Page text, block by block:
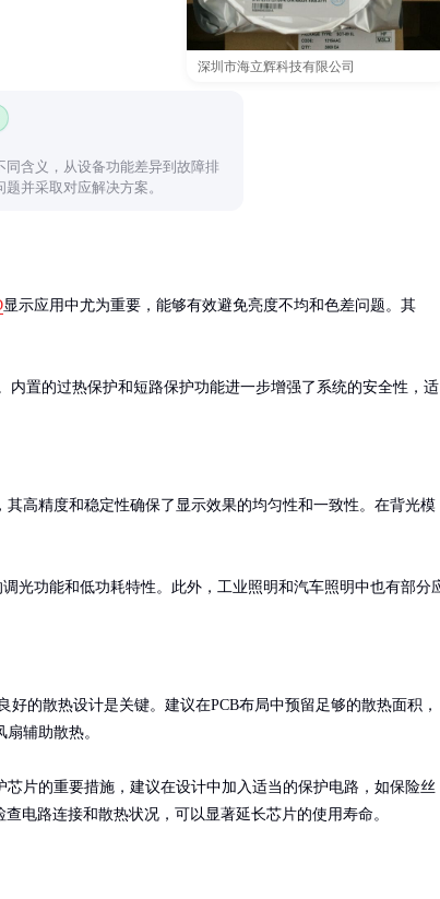
深圳市海立辉科技有限公司
含义，从设备功能差异到故障排
并采取对应解决方案。
显示应用中尤为重要，能够有效避免亮度不均和色差问题。其
置的过热保护和短路保护功能进一步增强了系统的安全性，适
其高精度和稳定性确保了显示效果的均匀性和一致性。在背光模
光功能和低功耗特性。此外，工业照明和汽车照明中也有部分
好的散热设计是关键。建议在PCB布局中预留足够的散热面积，
辅助散热。
芯片的重要措施，建议在设计中加入适当的保护电路，如保险丝
电路连接和散热状况，可以显著延长芯片的使用寿命。